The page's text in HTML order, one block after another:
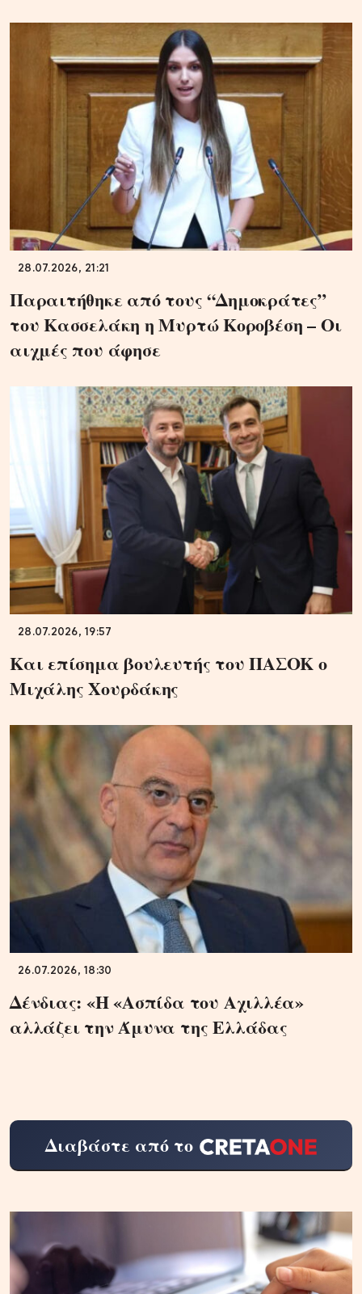
28.07.2026, 21:21
Παραιτήθηκε από τους “Δημοκράτες”
του Κασσελάκη η Μυρτώ Κοροβέση – Οι
αιχμές που άφησε
28.07.2026, 19:57
Και επίσημα βουλευτής του ΠΑΣΟΚ ο
Μιχάλης Χουρδάκης
26.07.2026, 18:30
Δένδιας: «Η «Ασπίδα του Αχιλλέα»
αλλάζει την Άμυνα της Ελλάδας
Διαβάστε από το